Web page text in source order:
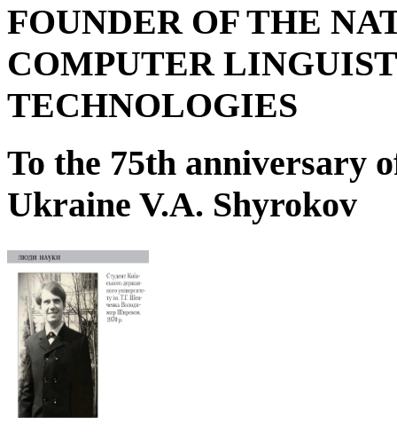
FOUNDER OF THE
COMPUTER
TECHNOLOGIES
To the 75th anniversary
Ukraine V.A. Shyrokov